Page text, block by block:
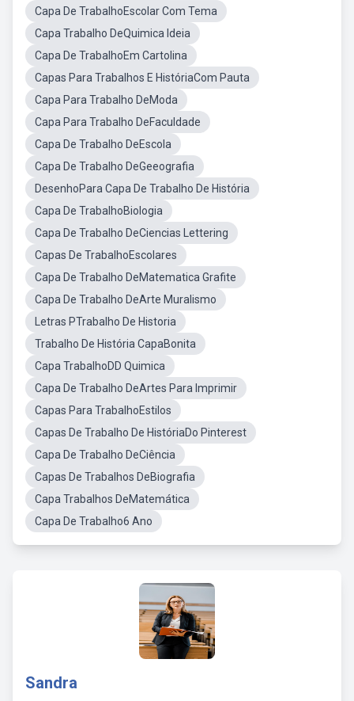
Capa De TrabalhoEscolar Com Tema
Capa Trabalho DeQuimica Ideia
Capa De TrabalhoEm Cartolina
Capas Para Trabalhos E HistóriaCom Pauta
Capa Para Trabalho DeModa
Capa Para Trabalho DeFaculdade
Capa De Trabalho DeEscola
Capa De Trabalho DeGeeografia
DesenhoPara Capa De Trabalho De História
Capa De TrabalhoBiologia
Capa De Trabalho DeCiencias Lettering
Capas De TrabalhoEscolares
Capa De Trabalho DeMatematica Grafite
Capa De Trabalho DeArte Muralismo
Letras PTrabalho De Historia
Trabalho De História CapaBonita
Capa TrabalhoDD Quimica
Capa De Trabalho DeArtes Para Imprimir
Capas Para TrabalhoEstilos
Capas De Trabalho De HistóriaDo Pinterest
Capa De Trabalho DeCiência
Capas De Trabalhos DeBiografia
Capa Trabalhos DeMatemática
Capa De Trabalho6 Ano
Sandra